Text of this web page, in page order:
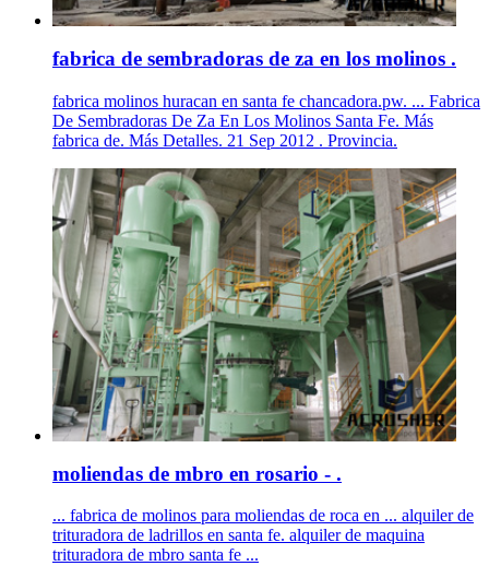
fabrica de sembradoras de za en los molinos .
fabrica molinos huracan en santa fe chancadora.pw. ... Fabrica
De Sembradoras De Za En Los Molinos Santa Fe. Más
fabrica de. Más Detalles. 21 Sep 2012 . Provincia.
moliendas de mbro en rosario - .
... fabrica de molinos para moliendas de roca en ... alquiler de
trituradora de ladrillos en santa fe. alquiler de maquina
trituradora de mbro santa fe ...